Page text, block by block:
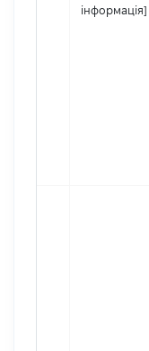
інформація]